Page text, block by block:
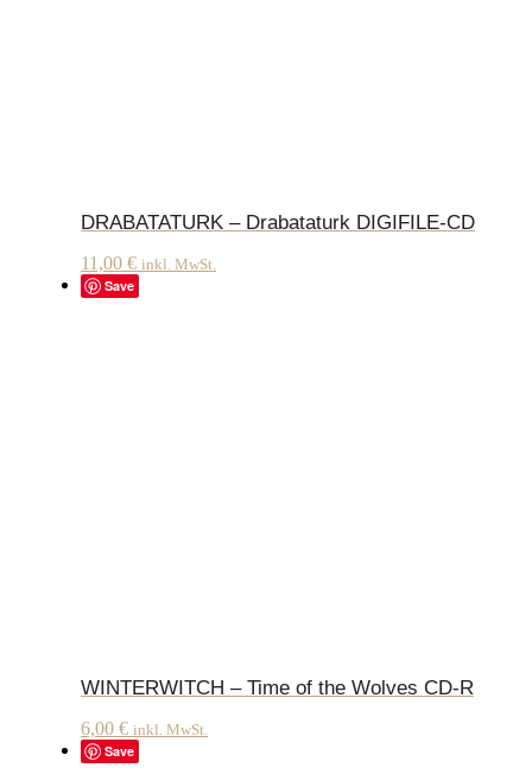
DRABATATURK – Drabataturk DIGIFILE-CD
11,00 € inkl. MwSt.
Save
WINTERWITCH – Time of the Wolves CD-R
6,00 € inkl. MwSt.
Save